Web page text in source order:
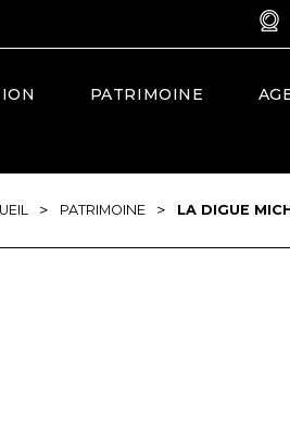
PATRIMOINE
> PATRIMOINE > LA DIGUE